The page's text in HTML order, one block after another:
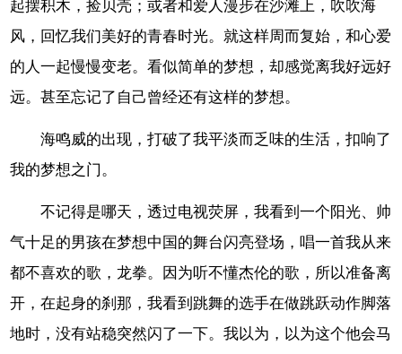
起摆积木，捡贝壳；或者和爱人漫步在沙滩上，吹吹海
风，回忆我们美好的青春时光。就这样周而复始，和心爱
的人一起慢慢变老。看似简单的梦想，却感觉离我好远好
远。甚至忘记了自己曾经还有这样的梦想。
海鸣威的出现，打破了我平淡而乏味的生活，扣响了
我的梦想之门。
不记得是哪天，透过电视荧屏，我看到一个阳光、帅
气十足的男孩在梦想中国的舞台闪亮登场，唱一首我从来
都不喜欢的歌，龙拳。因为听不懂杰伦的歌，所以准备离
开，在起身的刹那，我看到跳舞的选手在做跳跃动作脚落
地时，没有站稳突然闪了一下。我以为，以为这个他会马